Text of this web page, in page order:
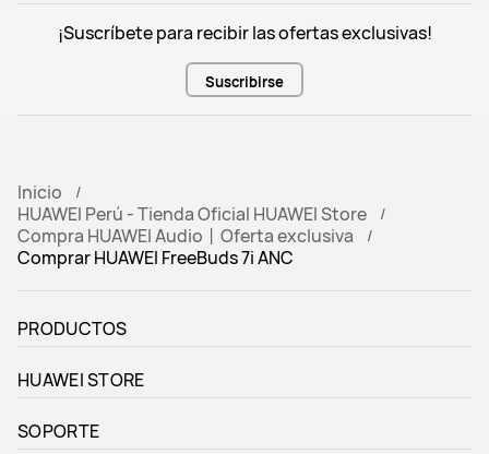
¡Suscríbete para recibir las ofertas exclusivas!
Suscribirse
Inicio
HUAWEI Perú - Tienda Oficial HUAWEI Store
Compra HUAWEI Audio丨Oferta exclusiva
Comprar HUAWEI FreeBuds 7i ANC
PRODUCTOS
HUAWEI STORE
SOPORTE